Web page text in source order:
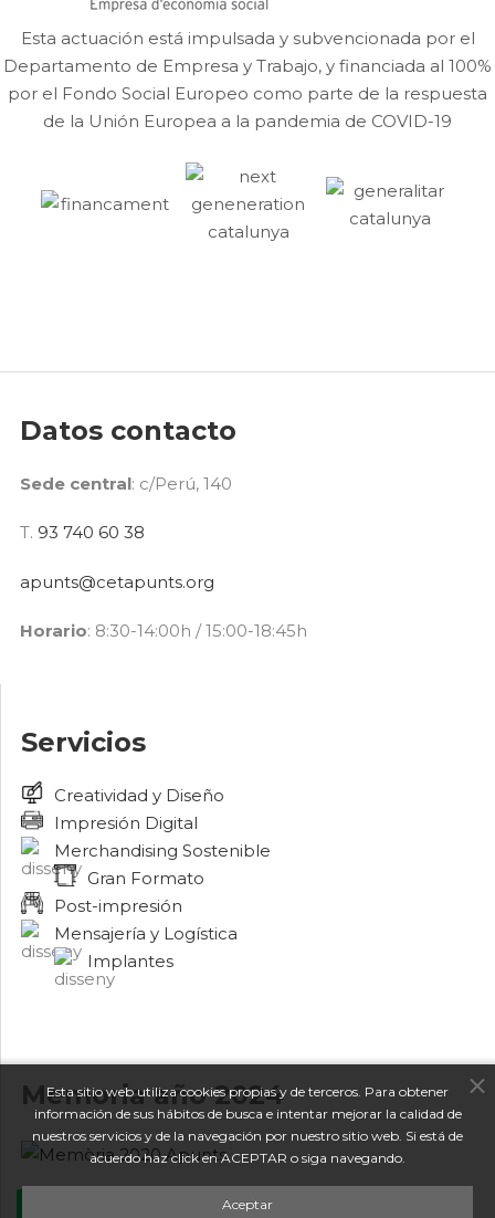
Esta actuación está impulsada y subvencionada por el
Departamento de Empresa y Trabajo, y financiada al 100%
por el Fondo Social Europeo como parte de la respuesta
de la Unión Europea a la pandemia de COVID-19
Datos contacto
Sede central: c/Perú, 140
T. 93 740 60 38
apunts@cetapunts.org
Horario: 8:30-14:00h / 15:00-18:45h
Servicios
Creatividad y Diseño
Impresión Digital
Merchandising Sostenible
Gran Formato
Post-impresión
Mensajería y Logística
Implantes
Memoria año 2024
Esta sitio web utiliza cookies propias y de terceros. Para obtener
información de sus hábitos de busca e intentar mejorar la calidad de
nuestros servicios y de la navegación por nuestro sitio web. Si está de
acuerdo haz click en ACEPTAR o siga navegando.
Aceptar